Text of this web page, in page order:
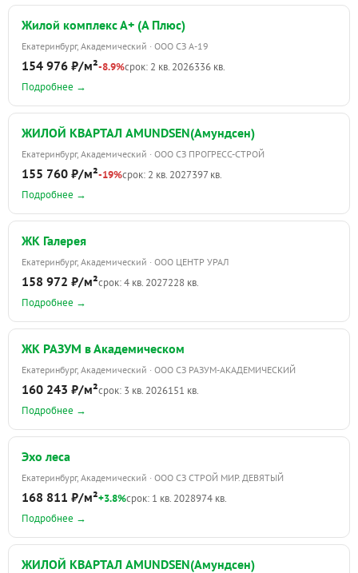
Жилой комплекс А+ (А Плюс)
Екатеринбург, Академический · ООО СЗ А-19
154 976 ₽/м²-8.9%срок: 2 кв. 2026336 кв.
Подробнее →
ЖИЛОЙ КВАРТАЛ AMUNDSEN(Амундсен)
Екатеринбург, Академический · ООО СЗ ПРОГРЕСС-СТРОЙ
155 760 ₽/м²-19%срок: 2 кв. 2027397 кв.
Подробнее →
ЖК Галерея
Екатеринбург, Академический · ООО ЦЕНТР УРАЛ
158 972 ₽/м²срок: 4 кв. 2027228 кв.
Подробнее →
ЖК РАЗУМ в Академическом
Екатеринбург, Академический · ООО СЗ РАЗУМ-АКАДЕМИЧЕСКИЙ
160 243 ₽/м²срок: 3 кв. 2026151 кв.
Подробнее →
Эхо леса
Екатеринбург, Академический · ООО СЗ СТРОЙ МИР. ДЕВЯТЫЙ
168 811 ₽/м²+3.8%срок: 1 кв. 2028974 кв.
Подробнее →
ЖИЛОЙ КВАРТАЛ AMUNDSEN(Амундсен)